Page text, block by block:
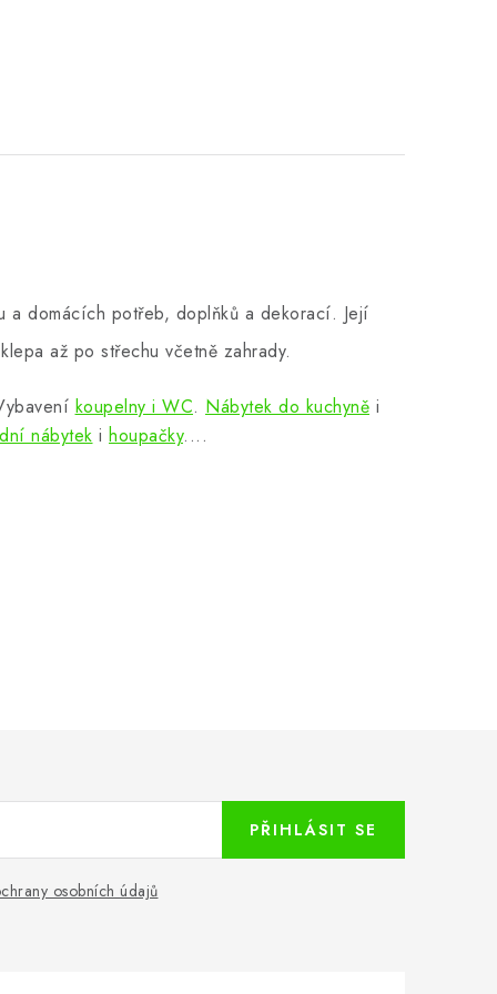
a domácích potřeb, doplňků a dekorací. Její
až po střechu včetně zahrady.
koupelny i WC. Nábytek do kuchyně i
nábytek i houpačky....
osobních údajů
PŘIHLÁSIT SE